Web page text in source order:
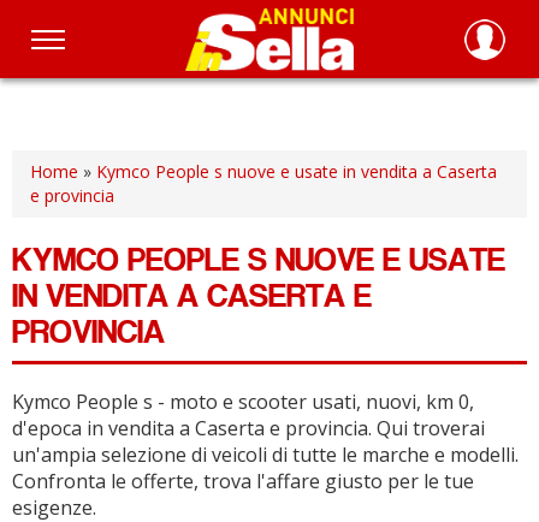
Salta
principale
Home » Kymco People s nuove e usate in vendita a Caserta
e provincia
KYMCO PEOPLE S NUOVE E USATE
IN VENDITA A CASERTA E
PROVINCIA
Kymco People s - moto e scooter usati, nuovi, km 0,
d'epoca in vendita a Caserta e provincia. Qui troverai
un'ampia selezione di veicoli di tutte le marche e modelli.
Confronta le offerte, trova l'affare giusto per le tue
esigenze.